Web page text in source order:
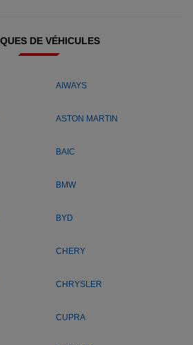
DE VÉHICULES
AIWAYS
ASTON MARTIN
BAIC
BMW
BYD
CHERY
CHRYSLER
CUPRA